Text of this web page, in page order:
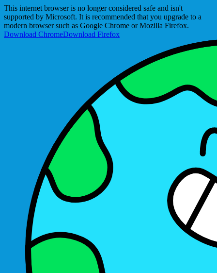
This internet browser is no longer considered safe and isn't
supported by Microsoft. It is recommended that you upgrade to a
modern browser such as Google Chrome or Mozilla Firefox.
Download ChromeDownload Firefox